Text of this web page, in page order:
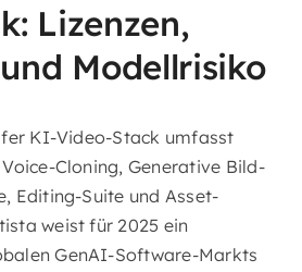
Lizenzen,
Modellrisiko
KI-Video-Stack umfasst
Cloning, Generative Bild-
Editing-Suite und Asset-
weist für 2025 ein
GenAI-Software-Markts